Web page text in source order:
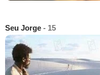
Seu Jorge - 15